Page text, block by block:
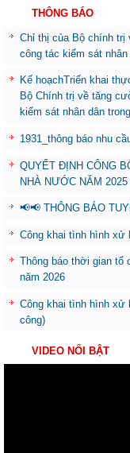
THÔNG BÁO
Chỉ thị của Bộ chính
công tác kiểm sát
Kế hoạchTriển khai
Bộ Chính trị về tăng
kiểm sát nhân dân
1931_thông báo nhu
QUYẾT ĐỊNH CÔNG
NHÀ NƯỚC NĂM
📢📢 THÔNG BÁO
Công khai tình hình
Thông báo thời gian
năm 2026
Công khai tình hình xử
công)
VIDEO NỔI BẬT